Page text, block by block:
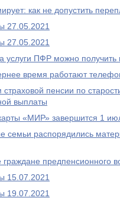
как не допустить
27.05.2021
27.05.2021
услуги ПФР можно
время работают
страховой пенсии по
выплаты
«МИР» завершится 1
семьи распорядились
граждане предпенсионного
15.07.2021
19.07.2021